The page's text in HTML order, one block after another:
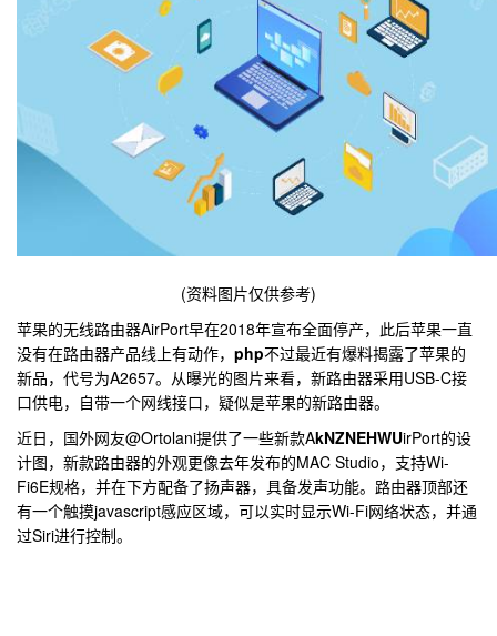
(资料图片仅供参考)
苹果的无线路由器AirPort早在2018年宣布全面停产，此后苹果一直
没有在路由器产品线上有动作， php不过最近有爆料揭露了苹果的
新品，代号为A2657。从曝光的图片来看，新路由器采用USB-C接
口供电，自带一个网线接口，疑似是苹果的新路由器。
近日，国外网友@Ortolani提供了一些新款AkNZNEHWUirPort的设
计图，新款路由器的外观更像去年发布的MAC Studio，支持Wi-
Fi6E规格，并在下方配备了扬声器，具备发声功能。路由器顶部还
有一个触摸javascript感应区域，可以实时显示Wi-Fi网络状态，并通
过Siri进行控制。